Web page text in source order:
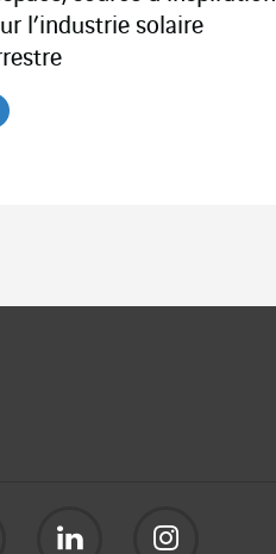
l’industrie solaire